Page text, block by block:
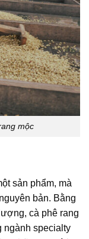
mộc
sản phẩm, mà
bản. Bằng
cà phê rang
ngành specialty